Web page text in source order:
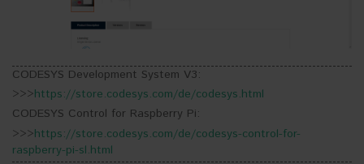
CODESYS Development System V3:
>>>https://store.codesys.com/de/codesys.html
CODESYS Control for Raspberry Pi:
>>>https://store.codesys.com/de/codesys-control-for-
raspberry-pi-sl.html